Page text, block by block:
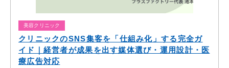
美容クリニック
クリニックのSNS集客を「仕組み化」する完全ガ
イド｜経営者が成果を出す媒体選び・運用設計・医
療広告対応